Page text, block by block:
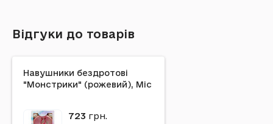
Відгуки до товарів
Навушники бездротові
"Монстрики" (рожевий), Mic
723 грн.